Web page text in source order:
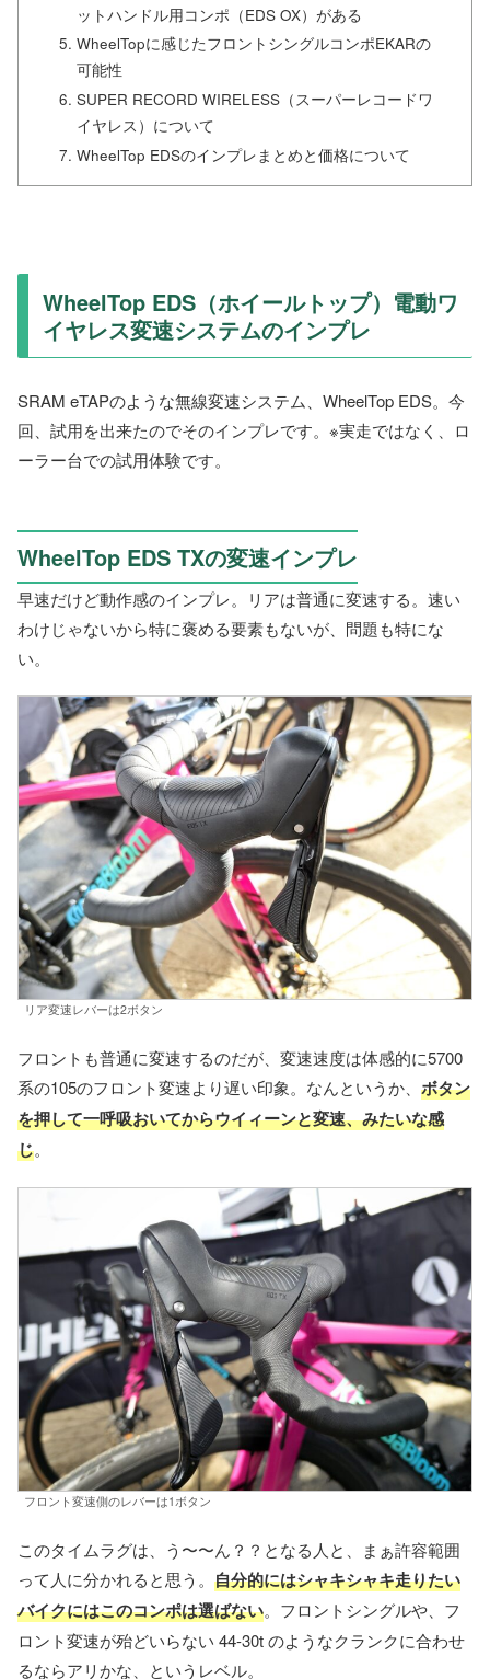
ットハンドル用コンポ（EDS OX）がある
WheelTopに感じたフロントシングルコンポEKARの
可能性
SUPER RECORD WIRELESS（スーパーレコードワ
イヤレス）について
WheelTop EDSのインプレまとめと価格について
WheelTop EDS（ホイールトップ）電動ワ
イヤレス変速システムのインプレ
SRAM eTAPのような無線変速システム、WheelTop EDS。今
回、試用を出来たのでそのインプレです。※実走ではなく、ロ
ーラー台での試用体験です。
WheelTop EDS TXの変速インプレ
早速だけど動作感のインプレ。リアは普通に変速する。速い
わけじゃないから特に褒める要素もないが、問題も特にな
い。
リア変速レバーは2ボタン
フロントも普通に変速するのだが、変速速度は体感的に5700
系の105のフロント変速より遅い印象。なんというか、 ボタン
を押して一呼吸おいてからウイィーンと変速、みたいな感
じ。
フロント変速側のレバーは1ボタン
このタイムラグは、う〜〜ん？？となる人と、まぁ許容範囲
って人に分かれると思う。 自分的にはシャキシャキ走りたい
バイクにはこのコンポは選ばない。フロントシングルや、フ
ロント変速が殆どいらない 44-30t のようなクランクに合わせ
るならアリかな、というレベル。